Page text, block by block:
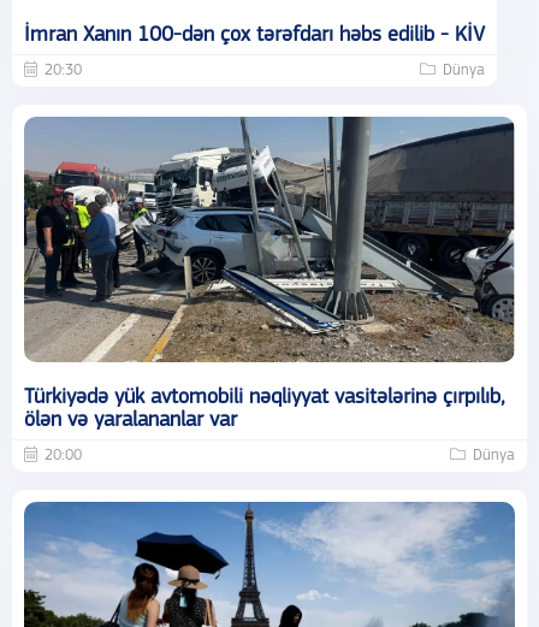
İmran Xanın 100-dən çox tərəfdarı həbs edilib - KİV
20:30 Dünya
Türkiyədə yük avtomobili nəqliyyat vasitələrinə çırpılıb,
ölən və yaralananlar var
20:00 Dünya